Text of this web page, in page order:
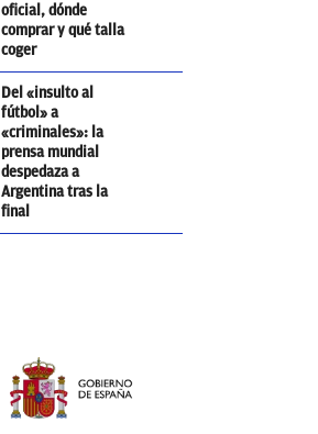
oficial, dónde
comprar y qué talla
coger
Del «insulto al
fútbol» a
«criminales»: la
prensa mundial
despedaza a
Argentina tras la
final